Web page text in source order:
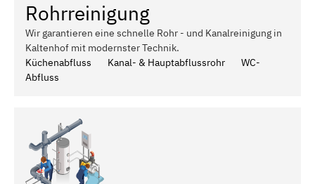
Rohrreinigung
Wir garantieren eine schnelle Rohr - und Kanalreinigung in
Kaltenhof mit modernster Technik.
Küchenabfluss
Kanal- & Hauptabflussrohr
WC-
Abfluss